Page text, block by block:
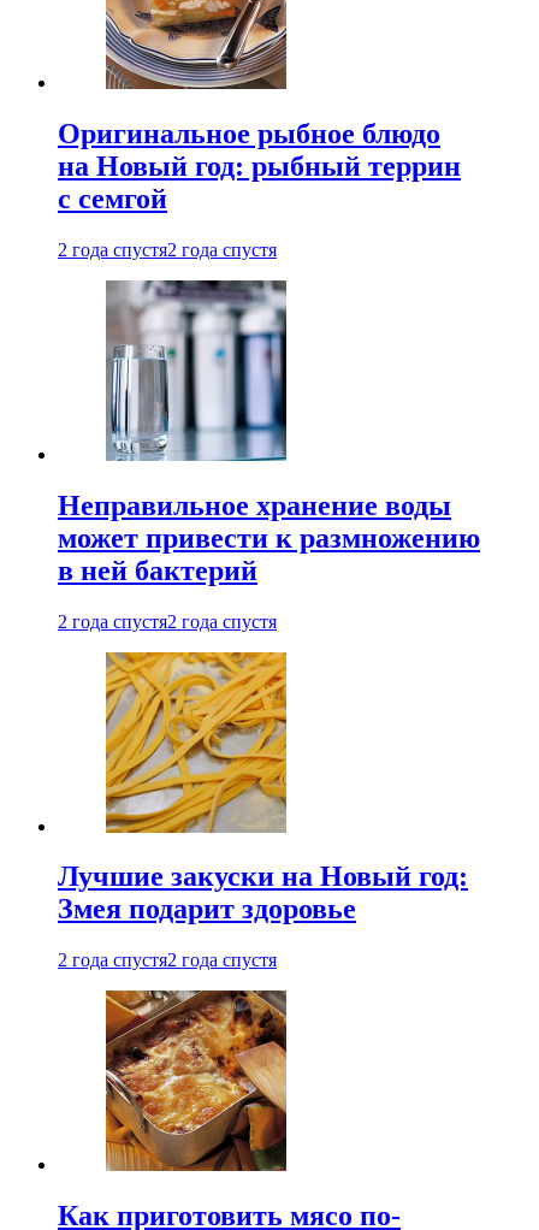
Оригинальное рыбное блюдо
на Новый год: рыбный террин
с семгой
2 года спустя2 года спустя
Неправильное хранение воды
может привести к размножению
в ней бактерий
2 года спустя2 года спустя
Лучшие закуски на Новый год:
Змея подарит здоровье
2 года спустя2 года спустя
Как приготовить мясо по-